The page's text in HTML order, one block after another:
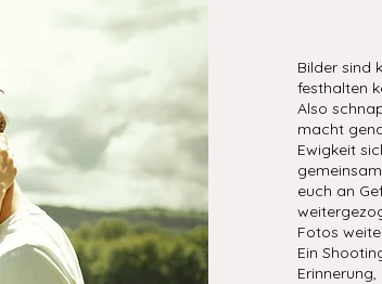
Bilder sind
festhalten
Also
macht
Ewigkeit
euch an
Fotos
Ein